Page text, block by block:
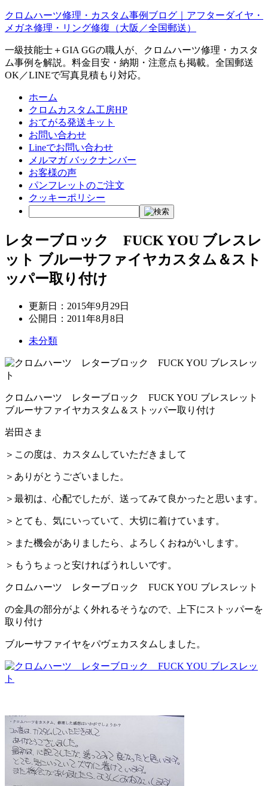
クロムハーツ修理・カスタム事例ブログ｜アフターダイヤ・
メガネ修理・リング修復（大阪／全国郵送）
一級技能士＋GIA GGの職人が、クロムハーツ修理・カスタ
ム事例を解説。料金目安・納期・注意点も掲載。全国郵送
OK／LINEで写真見積もり対応。
ホーム
クロムカスタム工房HP
おてがる発送キット
お問い合わせ
Lineでお問い合わせ
メルマガ バックナンバー
お客様の声
パンフレットのご注文
クッキーポリシー
レターブロック FUCK YOU ブレスレ
ット ブルーサファイヤカスタム＆スト
ッパー取り付け
更新日： 2015年9月29日
公開日： 2011年8月8日
未分類
クロムハーツ レターブロック FUCK YOU ブレスレット
ブルーサファイヤカスタム＆ストッパー取り付け
岩田さま
＞この度は、カスタムしていただきまして
＞ありがとうございました。
＞最初は、心配でしたが、送ってみて良かったと思います。
＞とても、気にいっていて、大切に着けています。
＞また機会がありましたら、よろしくおねがいします。
＞もうちょっと安ければうれしいです。
クロムハーツ レターブロック FUCK YOU ブレスレット
の金具の部分がよく外れるそうなので、上下にストッパーを
取り付け
ブルーサファイヤをパヴェカスタムしました。